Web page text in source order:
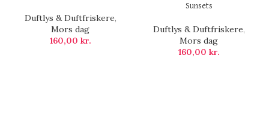
Duftlys & Duftfriskere,
Mors dag
160,00 kr.
Sunsets
Duftlys & Duftfriskere,
Mors dag
160,00 kr.